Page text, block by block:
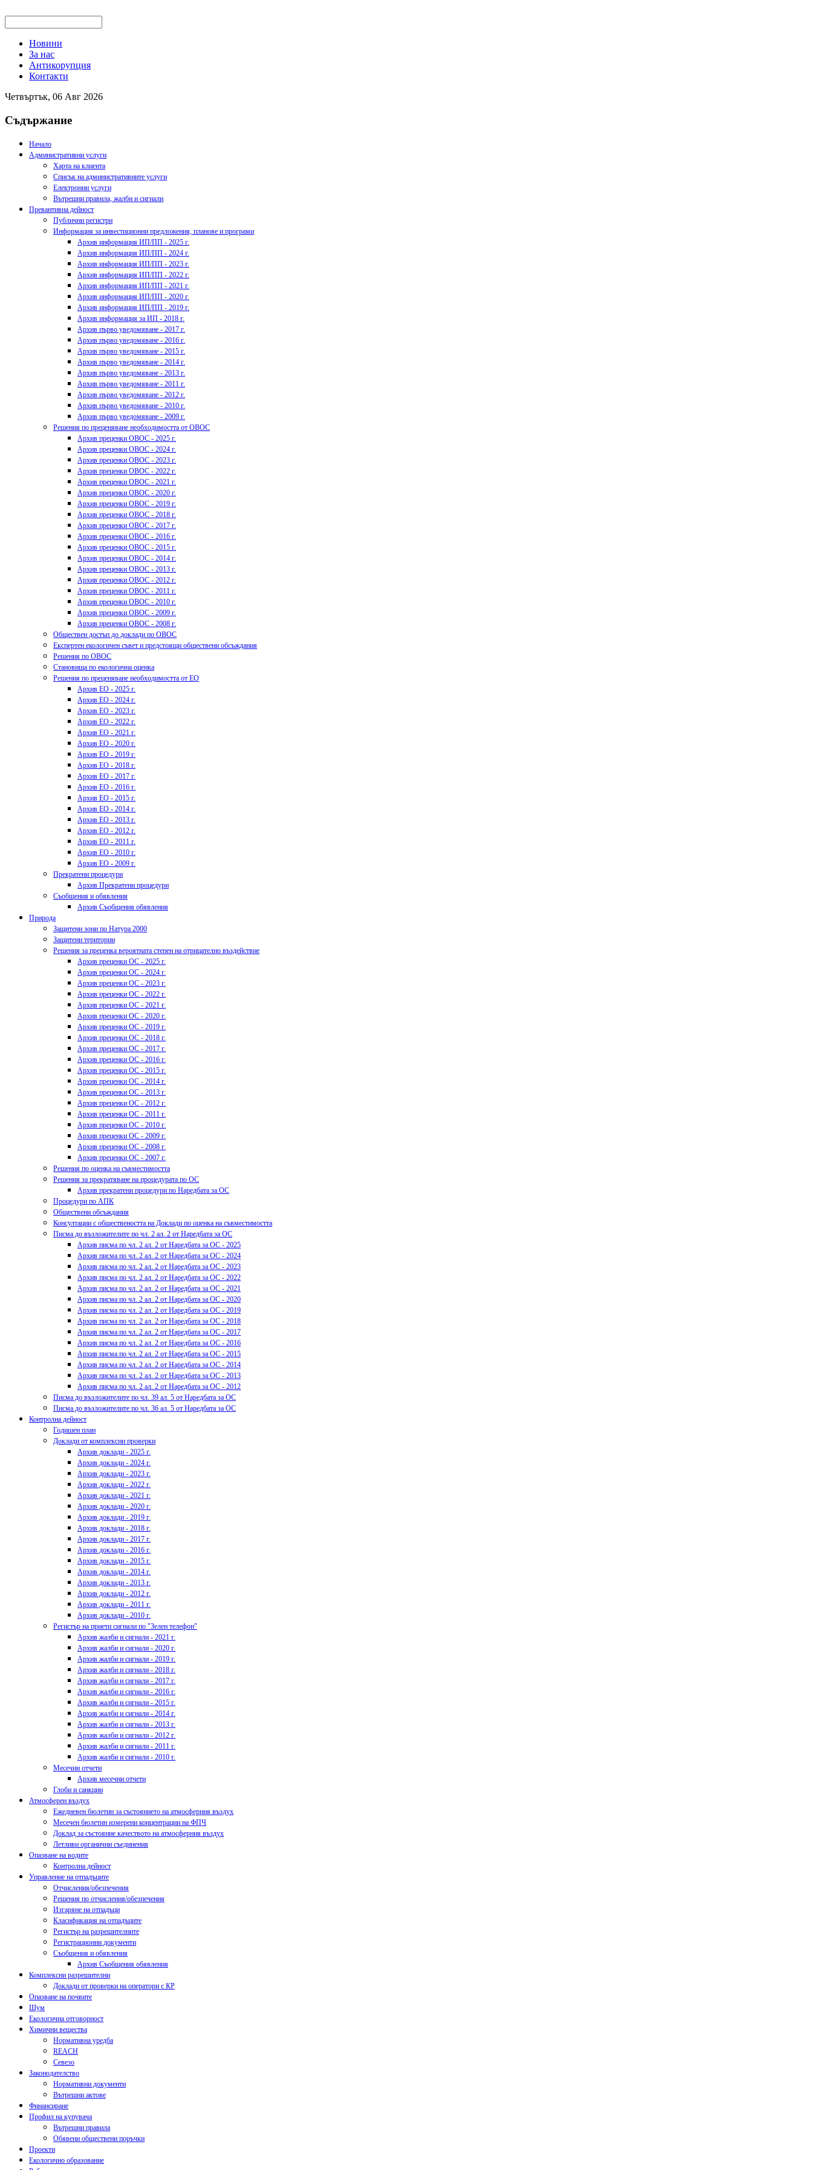
Новини
За нас
Антикорупция
Контакти
Четвъртък, 06 Авг 2026
Съдържание
Начало
Административни услуги
Харта на клиента
Списък на административните услуги
Електронни услуги
Вътрешни правила, жалби и сигнали
Превантивна дейност
Публични регистри
Информация за инвестиционни предложения, планове и програми
Архив информация ИП/ПП - 2025 г.
Архив информация ИП/ПП - 2024 г.
Архив информация ИП/ПП - 2023 г.
Архив информация ИП/ПП - 2022 г.
Архив информация ИП/ПП - 2021 г.
Архив информация ИП/ПП - 2020 г.
Архив информация ИП/ПП - 2019 г.
Архив информация за ИП - 2018 г.
Архив първо уведомяване - 2017 г.
Архив първо уведомяване - 2016 г.
Архив първо уведомяване - 2015 г.
Архив първо уведомяване - 2014 г.
Архив първо уведомяване - 2013 г.
Архив първо уведомяване - 2011 г.
Архив първо уведомяване - 2012 г.
Архив първо уведомяване - 2010 г.
Архив първо уведомяване - 2009 г.
Решения по преценяване необходимостта от ОВОС
Архив преценки ОВОС - 2025 г.
Архив преценки ОВОС - 2024 г.
Архив преценки ОВОС - 2023 г.
Архив преценки ОВОС - 2022 г.
Архив преценки ОВОС - 2021 г.
Архив преценки ОВОС - 2020 г.
Архив преценки ОВОС - 2019 г.
Архив преценки ОВОС - 2018 г.
Архив преценки ОВОС - 2017 г.
Архив преценки ОВОС - 2016 г.
Архив преценки ОВОС - 2015 г.
Архив преценки ОВОС - 2014 г.
Архив преценки ОВОС - 2013 г.
Архив преценки ОВОС - 2012 г.
Архив преценки ОВОС - 2011 г.
Архив преценки ОВОС - 2010 г.
Архив преценки ОВОС - 2009 г.
Архив преценки ОВОС - 2008 г.
Обществен достъп до доклади по ОВОС
Експертен екологичен съвет и предстоящи обществени обсъждания
Решения по ОВОС
Становища по екологична оценка
Решения по преценяване необходимостта от ЕО
Архив ЕО - 2025 г.
Архив ЕО - 2024 г.
Архив ЕО - 2023 г.
Архив ЕО - 2022 г.
Архив ЕО - 2021 г.
Архив ЕО - 2020 г.
Архив ЕО - 2019 г.
Архив ЕО - 2018 г.
Архив ЕО - 2017 г.
Архив ЕО - 2016 г.
Архив ЕО - 2015 г.
Архив ЕО - 2014 г.
Архив ЕО - 2013 г.
Архив ЕО - 2012 г.
Архив ЕО - 2011 г.
Архив ЕО - 2010 г.
Архив ЕО - 2009 г.
Прекратени процедури
Архив Прекратени процедури
Съобщения и обявления
Архив Съобщения обявления
Природа
Защитени зони по Натура 2000
Защитени територии
Решения за преценка вероятната степен на отрицателно въздействие
Архив преценки ОС - 2025 г.
Архив преценки ОС - 2024 г.
Архив преценки ОС - 2023 г.
Архив преценки ОС - 2022 г.
Архив преценки ОС - 2021 г.
Архив преценки ОС - 2020 г.
Архив преценки ОС - 2019 г.
Архив преценки ОС - 2018 г.
Архив преценки ОС - 2017 г.
Архив преценки ОС - 2016 г.
Архив преценки ОС - 2015 г.
Архив преценки ОС - 2014 г.
Архив преценки ОС - 2013 г.
Архив преценки ОС - 2012 г.
Архив преценки ОС - 2011 г.
Архив преценки ОС - 2010 г.
Архив преценки ОС - 2009 г.
Архив преценки ОС - 2008 г.
Архив преценки ОС - 2007 г.
Решения по оценка на съвместимостта
Решения за прекратяване на процедурата по ОС
Архив прекратени процедури по Наредбата за ОС
Процедури по АПК
Обществени обсъждания
Консултации с обществеността на Доклади по оценка на съвместимостта
Писма до възложителите по чл. 2 ал. 2 от Наредбата за ОС
Архив писма по чл. 2 ал. 2 от Наредбата за ОС - 2025
Архив писма по чл. 2 ал. 2 от Наредбата за ОС - 2024
Архив писма по чл. 2 ал. 2 от Наредбата за ОС - 2023
Архив писма по чл. 2 ал. 2 от Наредбата за ОС - 2022
Архив писма по чл. 2 ал. 2 от Наредбата за ОС - 2021
Архив писма по чл. 2 ал. 2 от Наредбата за ОС - 2020
Архив писма по чл. 2 ал. 2 от Наредбата за ОС - 2019
Архив писма по чл. 2 ал. 2 от Наредбата за ОС - 2018
Архив писма по чл. 2 ал. 2 от Наредбата за ОС - 2017
Архив писма по чл. 2 ал. 2 от Наредбата за ОС - 2016
Архив писма по чл. 2 ал. 2 от Наредбата за ОС - 2015
Архив писма по чл. 2 ал. 2 от Наредбата за ОС - 2014
Архив писма по чл. 2 ал. 2 от Наредбата за ОС - 2013
Архив писма по чл. 2 ал. 2 от Наредбата за ОС - 2012
Писма до възложителите по чл. 39 ал. 5 от Наредбата за ОС
Писма до възложителите по чл. 36 ал. 5 от Наредбата за ОС
Контролна дейност
Годишен план
Доклади от комплексни проверки
Архив доклади - 2025 г.
Архив доклади - 2024 г.
Архив доклади - 2023 г.
Архив доклади - 2022 г.
Архив доклади - 2021 г.
Архив доклади - 2020 г.
Архив доклади - 2019 г.
Архив доклади - 2018 г.
Архив доклади - 2017 г.
Архив доклади - 2016 г.
Архив доклади - 2015 г.
Архив доклади - 2014 г.
Архив доклади - 2013 г.
Архив доклади - 2012 г.
Архив доклади - 2011 г.
Архив доклади - 2010 г.
Регистър на приети сигнали по "Зелен телефон"
Архив жалби и сигнали - 2021 г.
Архив жалби и сигнали - 2020 г.
Архив жалби и сигнали - 2019 г.
Архив жалби и сигнали - 2018 г.
Архив жалби и сигнали - 2017 г.
Архив жалби и сигнали - 2016 г.
Архив жалби и сигнали - 2015 г.
Архив жалби и сигнали - 2014 г.
Архив жалби и сигнали - 2013 г.
Архив жалби и сигнали - 2012 г.
Архив жалби и сигнали - 2011 г.
Архив жалби и сигнали - 2010 г.
Месечни отчети
Архив месечни отчети
Глоби и санкции
Атмосферен въздух
Ежедневен бюлетин за състоянието на атмосферния въздух
Месечен бюлетин измерени концентрации на ФПЧ
Доклад за състояние качеството на атмосферния въздух
Летливи органични съединения
Опазване на водите
Контролна дейност
Управление на отпадъците
Отчисления/обезпечения
Решения по отчисления/обезпечения
Изгаряне на отпадъци
Класификация на отпадъците
Регистър на разрешителните
Регистрационни документи
Съобщения и обявления
Архив Съобщения обявления
Комплексни разрешителни
Доклади от проверки на оператори с КР
Опазване на почвите
Шум
Екологична отговорност
Химични вещества
Нормативна уредба
REACH
Севезо
Законодателство
Нормативни документи
Вътрешни актове
Финансиране
Профил на купувача
Вътрешни правила
Обявени обществени поръчки
Проекти
Екологично образование